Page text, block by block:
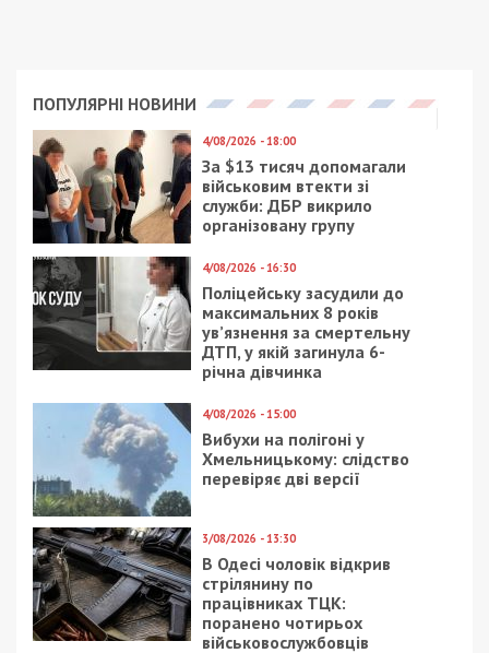
области обратилось к жителям
Следующая статья:
Минцифра отражает кибератаки, ВСУ
сбили шестой вражеский самолет
ГРОШІ
19/02/2024 - 18:00
Нардеп-
антикорупціонер
вимагав хабар у 221
тисячу доларів
19/06/2020 - 14:09
Для чего “Слуга
дорог по семь
миллионов за
километр